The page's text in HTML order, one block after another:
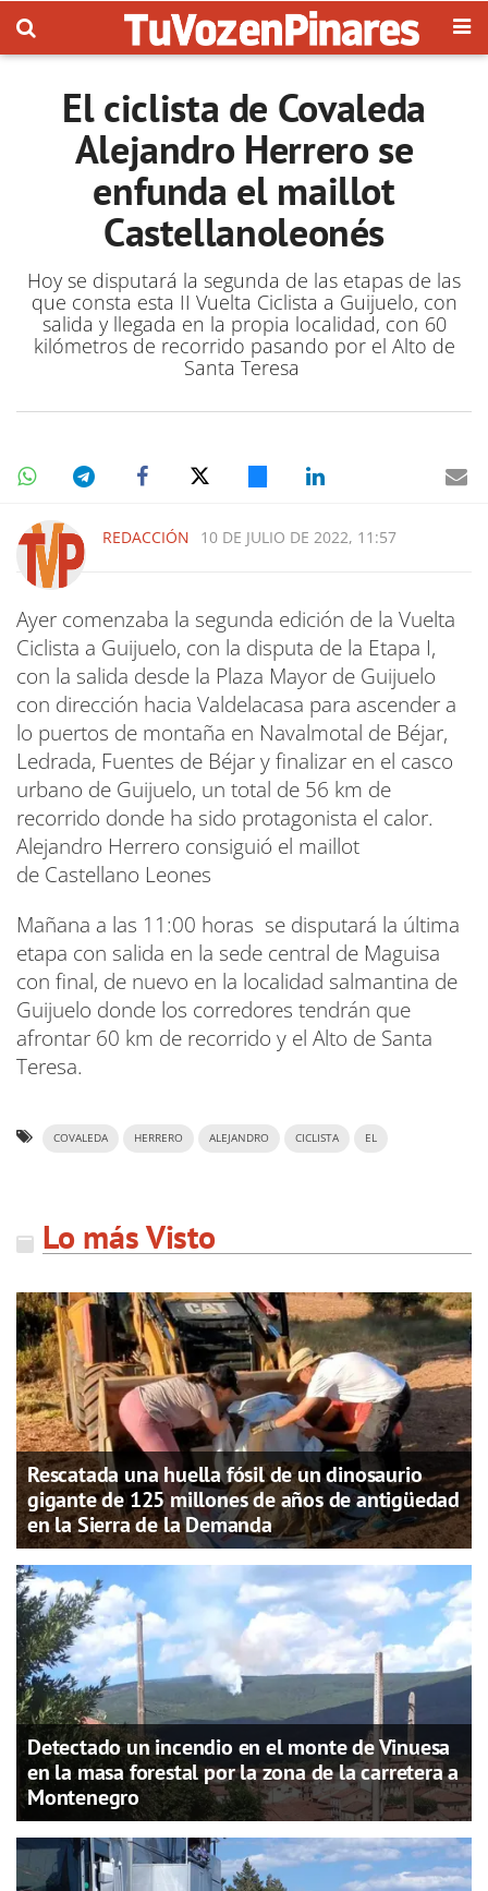
El ciclista de Covaleda
Alejandro Herrero se
enfunda el maillot
Castellanoleonés
Hoy se disputará la segunda de las etapas de las
que consta esta II Vuelta Ciclista a Guijuelo, con
salida y llegada en la propia localidad, con 60
kilómetros de recorrido pasando por el Alto de
Santa Teresa
REDACCIÓN 10 DE JULIO DE 2022, 11:57
Ayer comenzaba la segunda edición de la Vuelta
Ciclista a Guijuelo, con la disputa de la Etapa I,
con la salida desde la Plaza Mayor de Guijuelo
con dirección hacia Valdelacasa para ascender a
lo puertos de montaña en Navalmotal de Béjar,
Ledrada, Fuentes de Béjar y finalizar en el casco
urbano de Guijuelo, un total de 56 km de
recorrido donde ha sido protagonista el calor.
Alejandro Herrero consiguió el maillot
de Castellano Leones
Mañana a las 11:00 horas se disputará la última
etapa con salida en la sede central de Maguisa
con final, de nuevo en la localidad salmantina de
Guijuelo donde los corredores tendrán que
afrontar 60 km de recorrido y el Alto de Santa
Teresa.
COVALEDA HERRERO ALEJANDRO CICLISTA EL
Lo más Visto
Rescatada una huella fósil de un dinosaurio
gigante de 125 millones de años de antigüedad
en la Sierra de la Demanda
Detectado un incendio en el monte de Vinuesa
en la masa forestal por la zona de la carretera a
Montenegro